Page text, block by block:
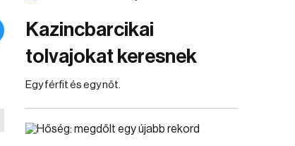
Kazincbarcikai
tolvajokat keresnek
Egy férfit és egy nőt.